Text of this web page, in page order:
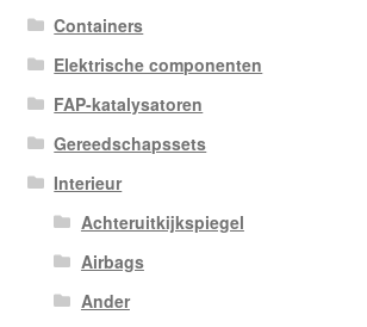
Containers
Elektrische componenten
FAP-katalysatoren
Gereedschapssets
Interieur
Achteruitkijkspiegel
Airbags
Ander